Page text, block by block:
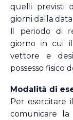
quelli previsti
giorni dalla
Il periodo di
giorno in cui
vettore e
possesso fisico
Modalità di
Per esercitare
comunicare